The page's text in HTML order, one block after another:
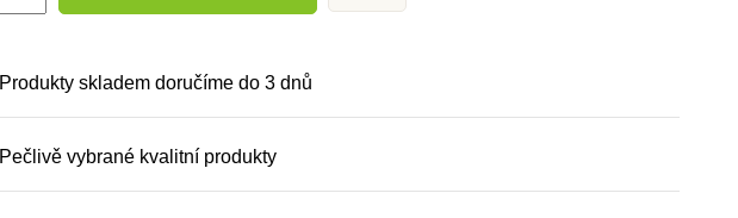
Produkty skladem doručíme do 3 dnů
Pečlivě vybrané kvalitní produkty